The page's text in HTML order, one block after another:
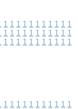
1 1 1 1 1 1 1 1 1 1 1
1 1 1 1 1 1 1 1 1 1 1
1 1 1 1 1 1 1 1 1 1 1
1 1 1 1 1 1 1 1 1 1 1